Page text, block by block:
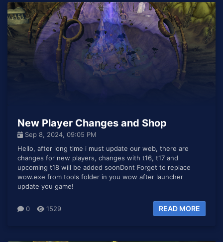
New Player Changes and Shop
Sep 8, 2024, 09:05 PM
Hello, after long time i must update our web, there are
changes for new players, changes with t16, t17 and
upcoming t18 will be added soonDont Forget to replace
wow.exe from tools folder in you wow after launcher
update you game!
0 1529 READ MORE